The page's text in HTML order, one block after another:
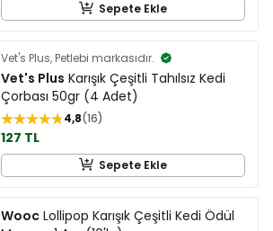
Sepete Ekle
Vet's Plus, Petlebi markasıdır.
Vet's Plus Karışık Çeşitli Tahılsız Kedi
Çorbası 50gr (4 Adet)
4,8 16
127 TL
Sepete Ekle
Wooc Lollipop Karışık Çeşitli Kedi Ödül